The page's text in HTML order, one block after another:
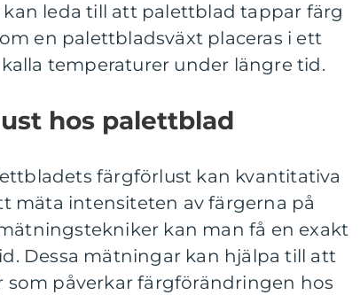
leda till att palettblad tappar färg
en palettbladsväxt placeras i ett
temperaturer under längre tid.
hos palettblad
färgförlust kan kvantitativa
mäta intensiteten av färgerna på
kan man få en exakt
Dessa mätningar kan hjälpa till att
påverkar färgförändringen hos